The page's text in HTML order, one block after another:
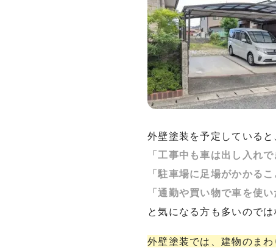
外壁塗装を予定していると
「工事中も車は出し入れで
「駐車場に足場がかかるこ
「通勤や買い物で車を使
と気になる方も多いのでは
外壁塗装では、建物のま